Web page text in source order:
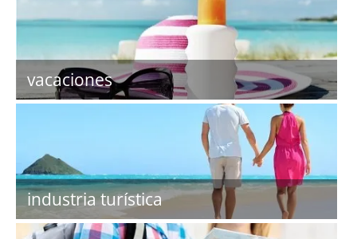
vacaciones
industria turística